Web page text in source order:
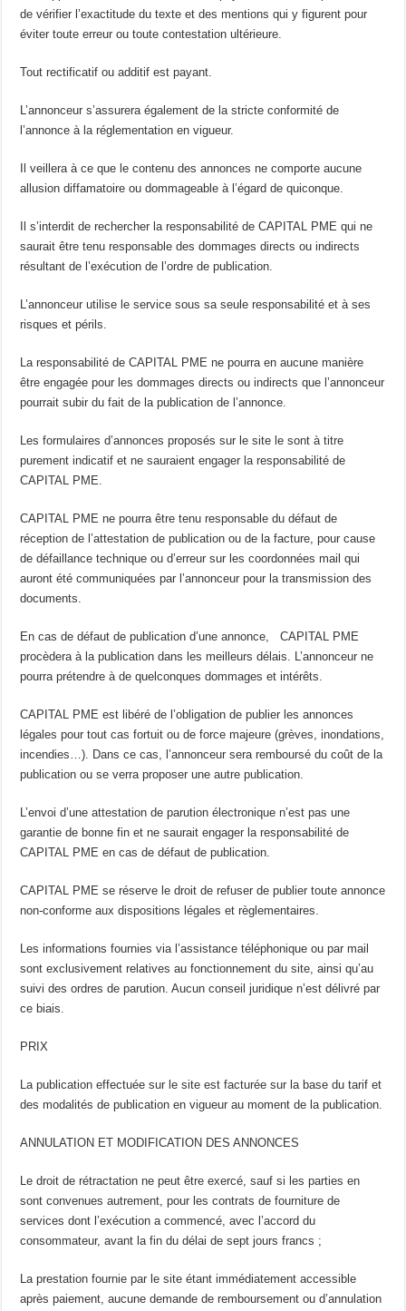
de vérifier l’exactitude du texte et des mentions qui y figurent pour
éviter toute erreur ou toute contestation ultérieure.
Tout rectificatif ou additif est payant.
L’annonceur s’assurera également de la stricte conformité de
l’annonce à la réglementation en vigueur.
Il veillera à ce que le contenu des annonces ne comporte aucune
allusion diffamatoire ou dommageable à l’égard de quiconque.
Il s’interdit de rechercher la responsabilité de CAPITAL PME qui ne
saurait être tenu responsable des dommages directs ou indirects
résultant de l’exécution de l’ordre de publication.
L’annonceur utilise le service sous sa seule responsabilité et à ses
risques et périls.
La responsabilité de CAPITAL PME ne pourra en aucune manière
être engagée pour les dommages directs ou indirects que l’annonceur
pourrait subir du fait de la publication de l’annonce.
Les formulaires d’annonces proposés sur le site le sont à titre
purement indicatif et ne sauraient engager la responsabilité de
CAPITAL PME.
CAPITAL PME ne pourra être tenu responsable du défaut de
réception de l’attestation de publication ou de la facture, pour cause
de défaillance technique ou d’erreur sur les coordonnées mail qui
auront été communiquées par l’annonceur pour la transmission des
documents.
En cas de défaut de publication d’une annonce, CAPITAL PME
procèdera à la publication dans les meilleurs délais. L’annonceur ne
pourra prétendre à de quelconques dommages et intérêts.
CAPITAL PME est libéré de l’obligation de publier les annonces
légales pour tout cas fortuit ou de force majeure (grèves, inondations,
incendies…). Dans ce cas, l’annonceur sera remboursé du coût de la
publication ou se verra proposer une autre publication.
L’envoi d’une attestation de parution électronique n’est pas une
garantie de bonne fin et ne saurait engager la responsabilité de
CAPITAL PME en cas de défaut de publication.
CAPITAL PME se réserve le droit de refuser de publier toute annonce
non-conforme aux dispositions légales et règlementaires.
Les informations fournies via l’assistance téléphonique ou par mail
sont exclusivement relatives au fonctionnement du site, ainsi qu’au
suivi des ordres de parution. Aucun conseil juridique n’est délivré par
ce biais.
PRIX
La publication effectuée sur le site est facturée sur la base du tarif et
des modalités de publication en vigueur au moment de la publication.
ANNULATION ET MODIFICATION DES ANNONCES
Le droit de rétractation ne peut être exercé, sauf si les parties en
sont convenues autrement, pour les contrats de fourniture de
services dont l’exécution a commencé, avec l’accord du
consommateur, avant la fin du délai de sept jours francs ;
La prestation fournie par le site étant immédiatement accessible
après paiement, aucune demande de remboursement ou d’annulation